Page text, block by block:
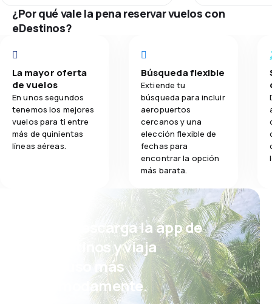
Red de
Precio del
Comodidad
Transporte
¿Por qué vale la pena reservar vuelos con
eDestinos?
La mayor oferta
de vuelos
En unos segundos
tenemos los mejores
vuelos para ti entre
más de quinientas
líneas aéreas.
Búsqueda flexible
Extiende tu
búsqueda para incluir
aeropuertos
cercanos y una
elección flexible de
fechas para
encontrar la opción
más barata.
¡Eh! Descarga la app de
eDestinos y viaja
incluso más
cómodamente.